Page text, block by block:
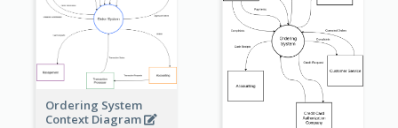
Ordering System
Context Diagram